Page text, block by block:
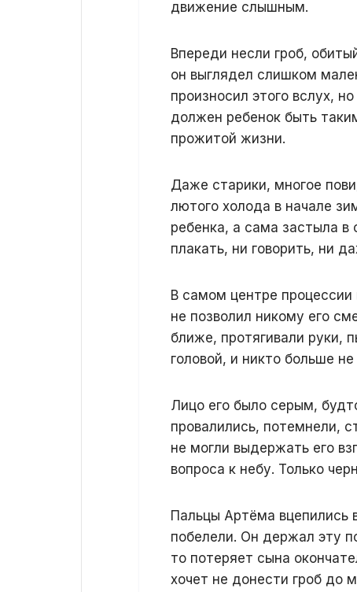
движение слышным.
Впереди несли гроб,
он выглядел слишком
произносил этого вслух,
должен ребенок быть
прожитой жизни.
Даже старики, многое
лютого холода в начале
ребенка, а сама застыла
плакать, ни говорить, ни
В самом центре
не позволил никому его
ближе, протягивали руки,
головой, и никто больше
Лицо его было серым,
провалились, потемнели,
не могли выдержать его
вопроса к небу. Только
Пальцы Артёма вцепились
побелели. Он держал эту
то потеряет сына
хочет не донести гроб до